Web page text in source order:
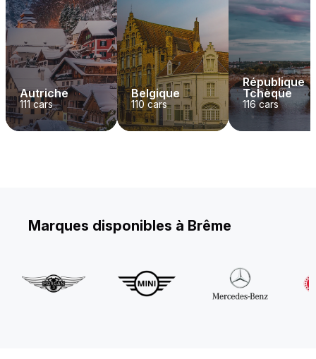
Autriche
111cars
Belgique
110 cars
République
Tchèque
116cars
Marques disponibles à Brême